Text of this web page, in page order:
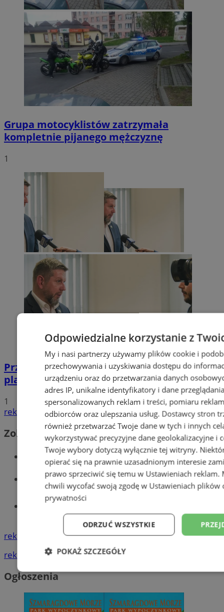
Grupa motocyklistów zatrzymała
kompletnie pijanego mężczyznę
1
Przyszłość Wodzisławia Śląskiego:
planowane inwestycje na 2025 rok
1
reklama
Zobacz również
Wiadomości kryminalne w Wodzisławiu
Wiadomości lokalne
reklama
reklama
Ogłoszenia
Odpowiedzialne korzystanie z
My i nasi partnerzy używamy plików cookie i
przechowywania i uzyskiwania dostępu do
urządzeniu oraz do przetwarzania danych
adres IP, unikalne identyfikatory i dane
spersonalizowanych reklam i treści, pomiaru
odbiorców oraz ulepszania usług. Dostawcy stron
również przetwarzać Twoje dane w tych i innych
wykorzystywać precyzyjne dane geolokalizacyjne i
Twoje wybory dotyczą wyłącznie tej witryny.
opierać się na prawnie uzasadnionym interesie
prawo sprzeciwić się temu w Ustawieniach reklam.
chwili wycofać swoją zgodę w Ustawieniach plików
prywatności
ODRZUĆ WSZYSTKIE
POKAŻ SZCZEGÓŁY
Niezbędne Wydajność